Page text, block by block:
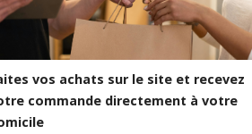
MAISON CADEAUX
vos achats sur le site et recevez
commande directement à votre